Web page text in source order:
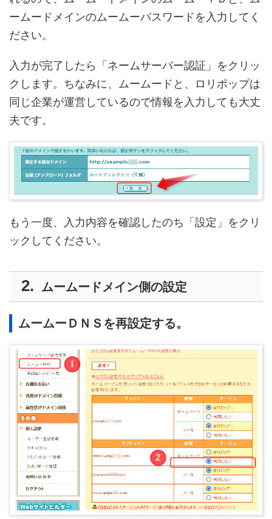
ームードメインのムームーパスワードを入力してく
ださい。
入力が完了したら「ネームサーバー認証」をクリッ
クします。ちなみに、ムームードと、ロリポップは
同じ企業が運営しているので情報を入力しても大丈
夫です。
もう一度、入力内容を確認したのち「設定」をクリ
ックしてください。
ムームードメイン側の設定
ムームーＤＮＳを再設定する。